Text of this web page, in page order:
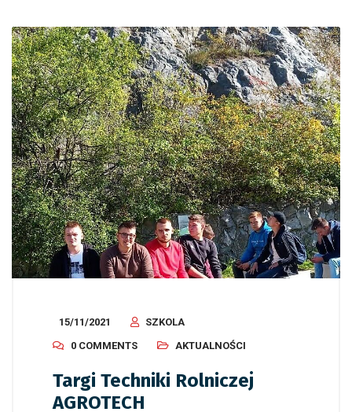
15/11/2021
SZKOLA
0 COMMENTS
AKTUALNOŚCI
Targi Techniki Rolniczej
AGROTECH